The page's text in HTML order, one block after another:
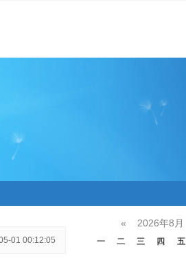
01 00:12:05
« 2026年8月
一 二 三 四 五